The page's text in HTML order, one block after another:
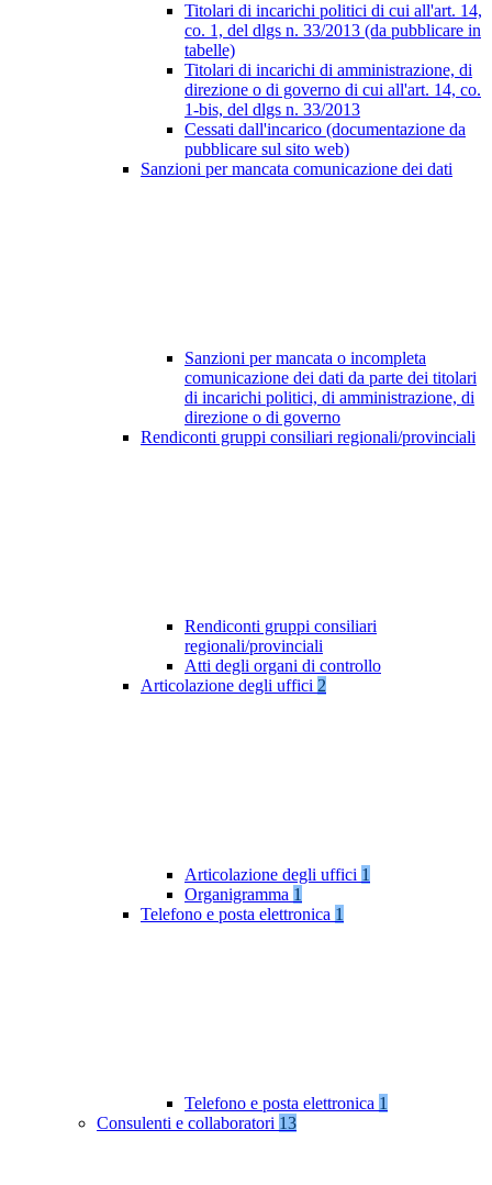
Titolari di incarichi politici di cui all'art. 14,
co. 1, del dlgs n. 33/2013 (da pubblicare in
tabelle)
Titolari di incarichi di amministrazione, di
direzione o di governo di cui all'art. 14, co.
1-bis, del dlgs n. 33/2013
Cessati dall'incarico (documentazione da
pubblicare sul sito web)
Sanzioni per mancata comunicazione dei dati
Sanzioni per mancata o incompleta
comunicazione dei dati da parte dei titolari
di incarichi politici, di amministrazione, di
direzione o di governo
Rendiconti gruppi consiliari regionali/provinciali
Rendiconti gruppi consiliari
regionali/provinciali
Atti degli organi di controllo
Articolazione degli uffici 2
Articolazione degli uffici 1
Organigramma 1
Telefono e posta elettronica 1
Telefono e posta elettronica 1
Consulenti e collaboratori 13